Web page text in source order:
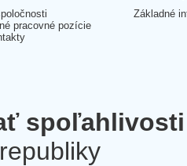
pracovné pozície
Základné
spoľahlivosti